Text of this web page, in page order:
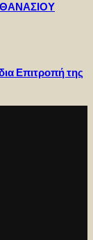
Επιτροπή της